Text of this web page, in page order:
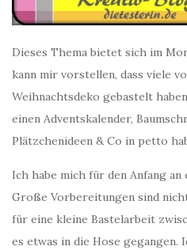
Dieses Thema bietet sich im
kann mir vorstellen, dass viele
Weihnachtsdeko gebastelt
einen Adventskalender,
Plätzchenideen & Co in petto
Ich habe mich für den Anfang
Große Vorbereitungen sind
für eine kleine Bastelarbeit
es etwas in die Hose